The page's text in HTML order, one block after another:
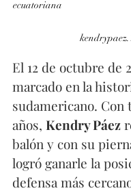
El 12 de octubre de
marcado en la
sudamericano. Con
años, Kendry Páez
balón y con su
logró ganarle la
defensa más